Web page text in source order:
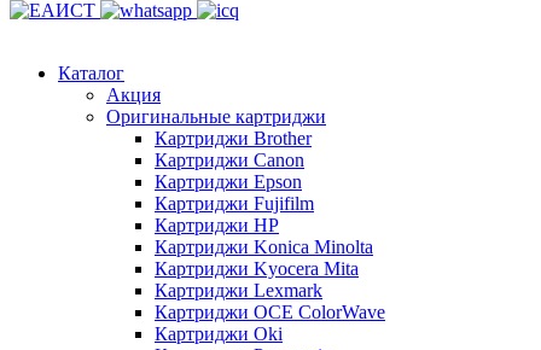
Каталог
Акция
Оригинальные картриджи
Картриджи Brother
Картриджи Canon
Картриджи Epson
Картриджи Fujifilm
Картриджи HP
Картриджи Konica Minolta
Картриджи Kyocera Mita
Картриджи Lexmark
Картриджи OCE ColorWave
Картриджи Oki